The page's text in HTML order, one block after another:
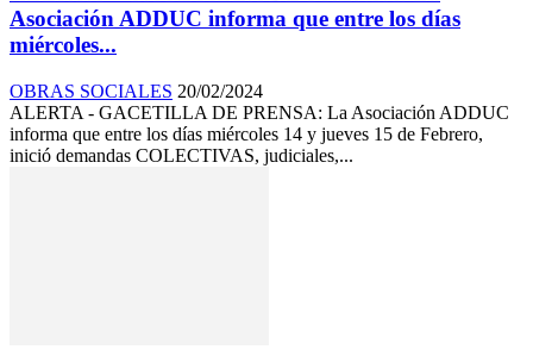
Asociación ADDUC informa que entre los días
miércoles...
OBRAS SOCIALES 20/02/2024
ALERTA - GACETILLA DE PRENSA: La Asociación ADDUC
informa que entre los días miércoles 14 y jueves 15 de Febrero,
inició demandas COLECTIVAS, judiciales,...